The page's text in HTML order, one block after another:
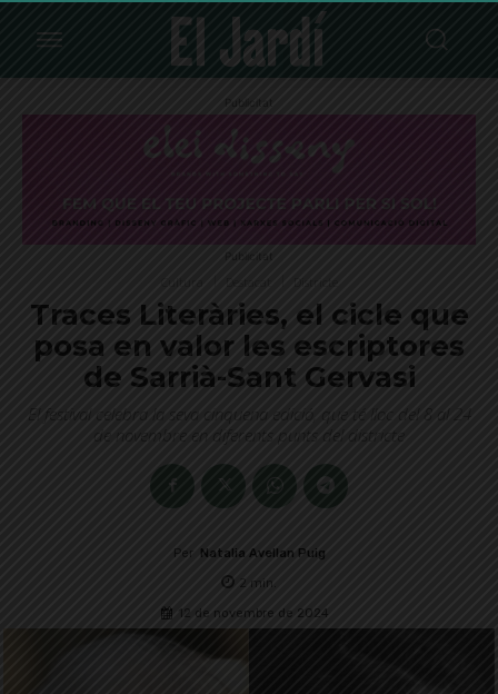
Publicitat
Publicitat
Traces Literàries, el cicle que
posa en valor les escriptores
de Sarrià-Sant Gervasi
El festival celebra la seva cinquena edició, que té lloc del 8 al 24
de novembre en diferents punts del districte
Per Natalia Avellan Puig
2 min.
12 de novembre de 2024